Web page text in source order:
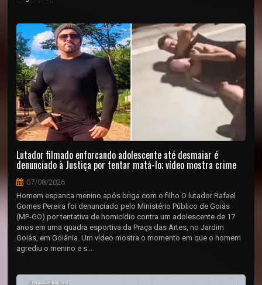
Lutador filmado enforcando adolescente até desmaiar é
denunciado à Justiça por tentar matá-lo; vídeo mostra crime
07/08/2026
Homem espanca menino após briga com o filho O lutador Rafael
Gomes Pereira foi denunciado pelo Ministério Público de Goiás
(MP-GO) por tentativa de homicídio contra um adolescente de 17
anos em uma quadra esportiva da Praça das Artes, no Jardim
Goiás, em Goiânia. Um vídeo mostra o momento em que o homem
agrediu o menino e s...